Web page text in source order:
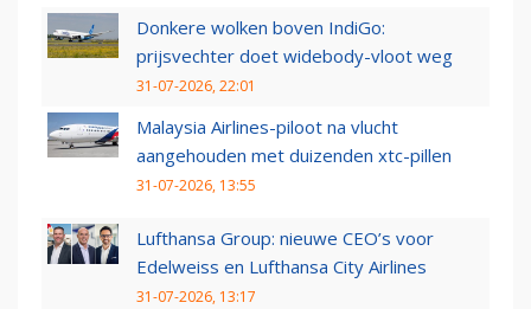
Donkere wolken boven IndiGo:
prijsvechter doet widebody-vloot weg
31-07-2026, 22:01
Malaysia Airlines-piloot na vlucht
aangehouden met duizenden xtc-pillen
31-07-2026, 13:55
Lufthansa Group: nieuwe CEO’s voor
Edelweiss en Lufthansa City Airlines
31-07-2026, 13:17